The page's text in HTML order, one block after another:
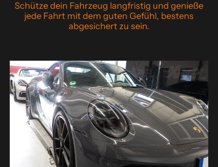
Schütze dein Fahrzeug langfristig und genieße
jede Fahrt mit dem guten Gefühl, bestens
abgesichert zu sein.